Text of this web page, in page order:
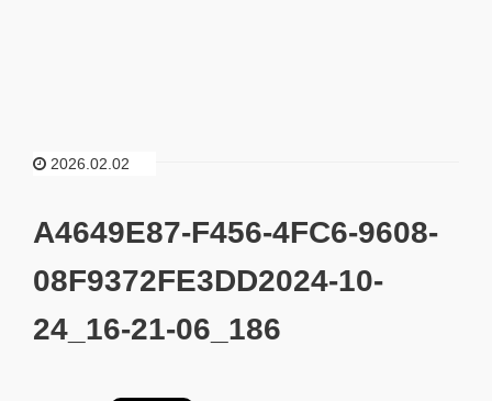
2026.02.02
A4649E87-F456-4FC6-9608-
08F9372FE3DD2024-10-
24_16-21-06_186